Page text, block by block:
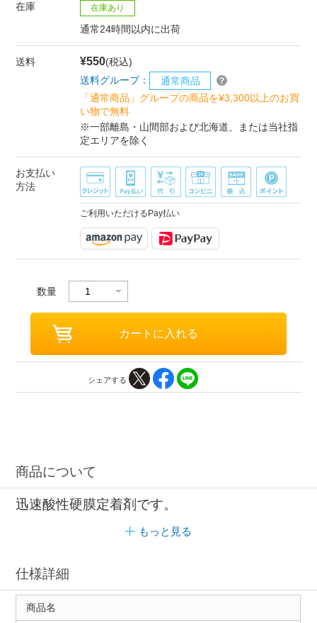
在庫 在庫あり
通常24時間以内に出荷
送料 ¥550(税込)
送料グループ：
通常商品
「通常商品」グループの商品を¥3,300以上のお買
い物で無料
※一部離島・山間部および北海道、または当社指
定エリアを除く
お支払い
方法
ご利用いただけるPay払い
数量
シェアする
商品について
迅速酸性硬膜定着剤です。
もっと見る
仕様詳細
商品名